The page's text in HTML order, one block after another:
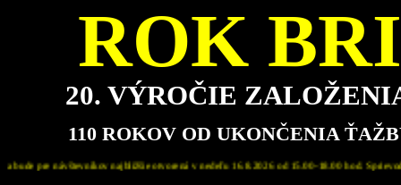
ROK
20. VÝROČIE
110 ROKOV OD UKONČENIA
16.8.2026 od 15.00-18.00 hod. Sprievodca expozíciou: Marián Pavlovič, člen Spolku